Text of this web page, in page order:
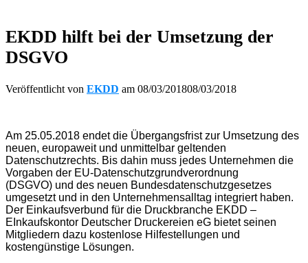
EKDD hilft bei der Umsetzung der
DSGVO
Veröffentlicht von EKDD am 08/03/201808/03/2018
Am 25.05.2018 endet die Übergangsfrist zur Umsetzung des
neuen, europaweit und unmittelbar geltenden
Datenschutzrechts. Bis dahin muss jedes Unternehmen die
Vorgaben der EU-Datenschutzgrundverordnung
(DSGVO) und des neuen Bundesdatenschutzgesetzes
umgesetzt und in den Unternehmensalltag integriert haben.
Der Einkaufsverbund für die Druckbranche EKDD –
EInkaufskontor Deutscher Druckereien eG bietet seinen
Mitgliedern dazu kostenlose Hilfestellungen und
kostengünstige Lösungen.